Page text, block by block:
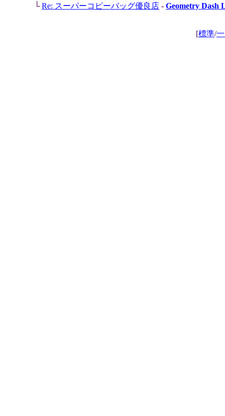
└Re: スーパーコピーバッグ優良店 - Geometry Dash
[標準/